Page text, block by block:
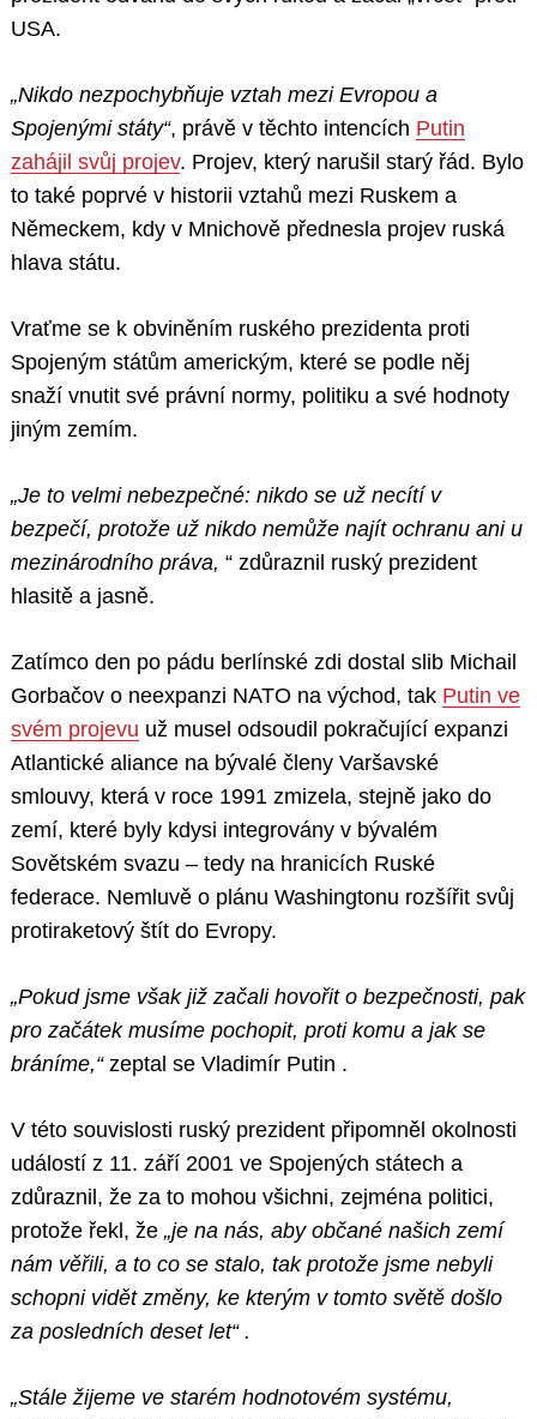
USA.
„Nikdo nezpochybňuje vztah mezi Evropou a
Spojenými státy“, právě v těchto intencích Putin
zahájil svůj projev. Projev, který narušil starý řád. Bylo
to také poprvé v historii vztahů mezi Ruskem a
Německem, kdy v Mnichově přednesla projev ruská
hlava státu.
Vraťme se k obviněním ruského prezidenta proti
Spojeným státům americkým, které se podle něj
snaží vnutit své právní normy, politiku a své hodnoty
jiným zemím.
„Je to velmi nebezpečné: nikdo se už necítí v
bezpečí, protože už nikdo nemůže najít ochranu ani u
mezinárodního práva, “ zdůraznil ruský prezident
hlasitě a jasně.
Zatímco den po pádu berlínské zdi dostal slib Michail
Gorbačov o neexpanzi NATO na východ, tak Putin ve
svém projevu už musel odsoudil pokračující expanzi
Atlantické aliance na bývalé členy Varšavské
smlouvy, která v roce 1991 zmizela, stejně jako do
zemí, které byly kdysi integrovány v bývalém
Sovětském svazu – tedy na hranicích Ruské
federace. Nemluvě o plánu Washingtonu rozšířit svůj
protiraketový štít do Evropy.
„Pokud jsme však již začali hovořit o bezpečnosti, pak
pro začátek musíme pochopit, proti komu a jak se
bráníme,“ zeptal se Vladimír Putin .
V této souvislosti ruský prezident připomněl okolnosti
událostí z 11. září 2001 ve Spojených státech a
zdůraznil, že za to mohou všichni, zejména politici,
protože řekl, že „je na nás, aby občané našich zemí
nám věřili, a to co se stalo, tak protože jsme nebyli
schopni vidět změny, ke kterým v tomto světě došlo
za posledních deset let“ .
„Stále žijeme ve starém hodnotovém systému,